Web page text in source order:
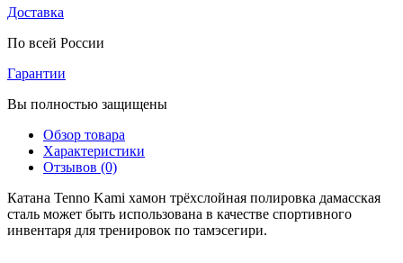
Доставка
По всей России
Гарантии
Вы полностью защищены
Обзор товара
Характеристики
Отзывов (0)
Катана Tenno Kami хамон трёхслойная полировка дамасская
сталь может быть использована в качестве спортивного
инвентаря для тренировок по тамэсегири.